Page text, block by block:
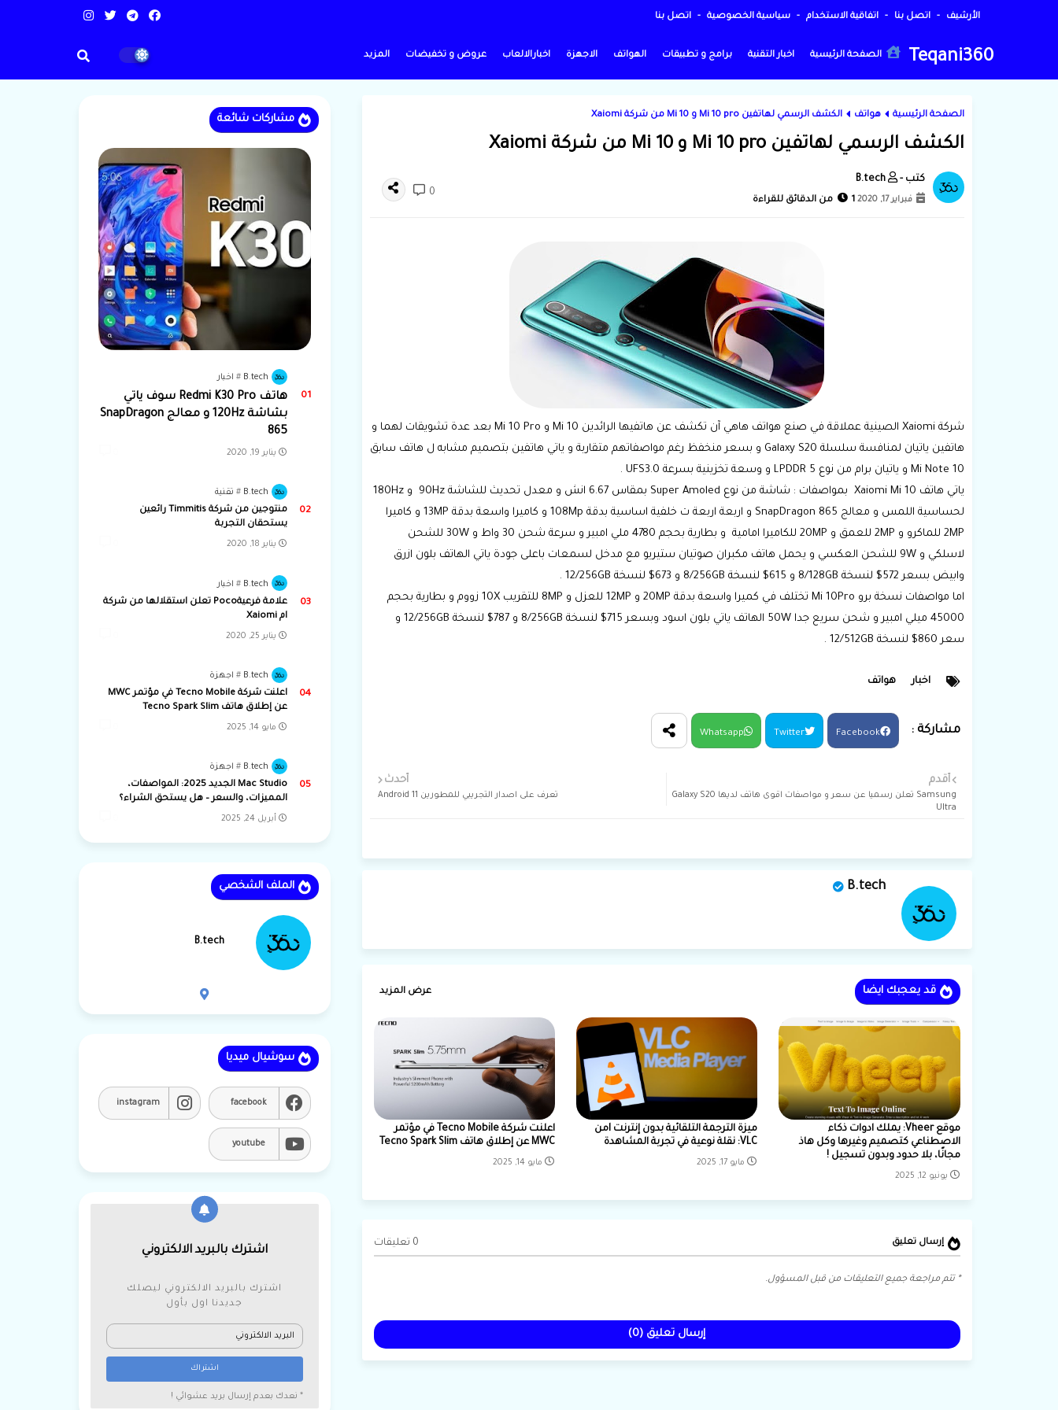
الأرشيف اتصل بنا اتفاقية الاستخدام سياسية الخصوصية اتصل بنا
Teqani360 الصفحة الرئيسية اخبار التقنية برامج و تطبيقات الهواتف الاجهزة اخبارالالعاب عروض و تخفيضات المزيد
الصفحة الرئيسية هواتف الكشف الرسمي لهاتفين Mi 10 pro و Mi 10 من شركة Xaiomi
الكشف الرسمي لهاتفين Mi 10 pro و Mi 10 من شركة Xaiomi
B.tech
فبراير 17, 2020 1 من الدقائق للقراءة
0
شركة Xaiomi الصينية عملاقة في صنع هواتف هاهي آن تكشف عن هاتفيها الرائدين Mi 10 و Mi 10 Pro بعد عدة تشويقات لهما و
هاتفين ياتيان لمنافسة سلسلة Galaxy S20 و بسعر منخفظ رغم مواصفاتهم متقاربة و ياتي هاتفين بتصميم مشابه ل هاتف سابق
Mi Note 10 و ياتيان برام من نوع LPDDR 5 و وسعة تخزينية بسرعة UFS3.0 .
ياتي هاتف Xaiomi Mi 10 بمواصفات : شاشة من نوع Super Amoled بمقاس 6.67 انش و معدل تحديث للشاشة 90Hz و 180Hz
لحساسية اللمس و معالج SnapDragon 865 و اربعة اربعة ت خلفية اساسية بدقة 108Mp و كاميرا واسعة بدقة 13MP و كاميرا
2MP للماكرو و 2MP للعمق و 20MP للكاميرا امامية و بطارية بحجم 4780 ملي امبير و سرعة شحن 30 واط و 30W للشحن
لاسلكي و 9W للشحن العكسي و يحمل هاتف مكبران صوتيان ستيريو مع مدخل لسمعات باعلى جودة ياتي الهاتف بلون ازرق
وابيض بسعر 572$ لنسخة 8/128GB و 615$ لنسخة 8/256GB و 673$ لنسخة 12/256GB .
اما مواصفات نسخة برو Mi 10Pro تختلف في كميرا واسعة بدقة 20MP و 12MP للعزل و 8MP للتقريب 10X زووم و بطارية بحجم
45000 ميلي امبير و شحن سريع جدا 50W الهاتف ياتي بلون اسود وبسعر 715$ لنسخة 8/256GB و 787$ لنسخة 12/256GB و
سعر 860$ لنسخة 12/512GB .
اخبار هواتف
Facebook
Twitter
Whatsapp
أحدث
تعرف على اصدار التجريبي للمطورين Android 11
أقدم
Samsung تعلن رسميا عن سعر و مواصفات اقوى هاتف لديها Galaxy S20
Ultra
B.tech
قد يعجبك ايضا عرض المزيد
موقع Vheer: يملك ادوات ذكاء
الاصطناعي كتصميم وغيرها وكل هاذ
مجانًا، بلا حدود وبدون تسجيل !
يونيو 12, 2025
ميزة الترجمة التلقائية بدون إنترنت lمن
VLC: نقلة نوعية في تجربة المشاهدة
مايو 17, 2025
اعلنت شركة Tecno Mobile في مؤتمر
MWC عن إطلاق هاتف Tecno Spark Slim
مايو 14, 2025
إرسال تعليق 0 تعليقات
* تتم مراجعة جميع التعليقات من قبل المسؤول.
إرسال تعليق (0)
مشاركات شائعة
B.tech اخبار
هاتف Redmi K30 Pro سوف ياتي
بشاشة 120Hz و معالج SnapDragon
865
يناير 19, 2020
B.tech تقنية
منتوجين من شركة Timmitis رائعين
يستحقان التجربة
يناير 18, 2020
B.tech اخبار
علامة فرعيةPoco تعلن استقلالها من شركة
ام Xaiomi
يناير 25, 2020
B.tech اجهزة
اعلنت شركة Tecno Mobile في مؤتمر MWC
عن إطلاق هاتف Tecno Spark Slim
مايو 14, 2025
B.tech اجهزة
Mac Studio الجديد 2025: المواصفات،
المميزات، والسعر – هل يستحق الشراء؟
أبريل 24, 2025
الملف الشخصي
B.tech
سوشيال ميديا
facebook
instagram
youtube
اشترك بالبريد الالكتروني
اشترك بالبريد الالكتروني ليصلك
جديدنا اول بأول
* نعدك بعدم إرسال بريد عشوائي !